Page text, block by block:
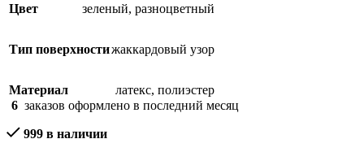
Цвет зеленый, разноцветный
Тип поверхностижаккардовый узор
Материал латекс, полиэстер
6 заказов оформлено в последний месяц
999 в наличии